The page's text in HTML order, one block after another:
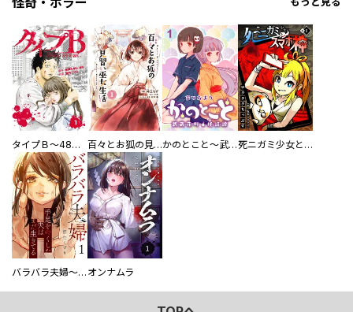
タイプＢ～48時間後、致死率100％～【単話】 百々とお狐の見習い巫女生活【単行本版】 かのとこと～武蔵花町怪話譚～ 【連載版】 死ニガミ少女とスマホ神
バラバラ夫婦～手足をなくした夫はまだ生きてる オンナムラ